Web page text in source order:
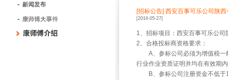
[招标公告] 西安百事可乐公司陕
[2016-05-27]
1、招标项目：西安百事可乐公
2、合格投标商资格要求：
A、参标公司必须为增值税一
行业作业资质证明并均在有效期
B、参标公司注册资金不低于